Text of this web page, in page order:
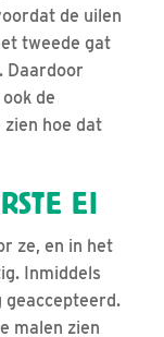
de uilen
tweede gat
Daardoor
de
zien hoe dat
EI
ze, en in het
Inmiddels
geaccepteerd.
malen zien